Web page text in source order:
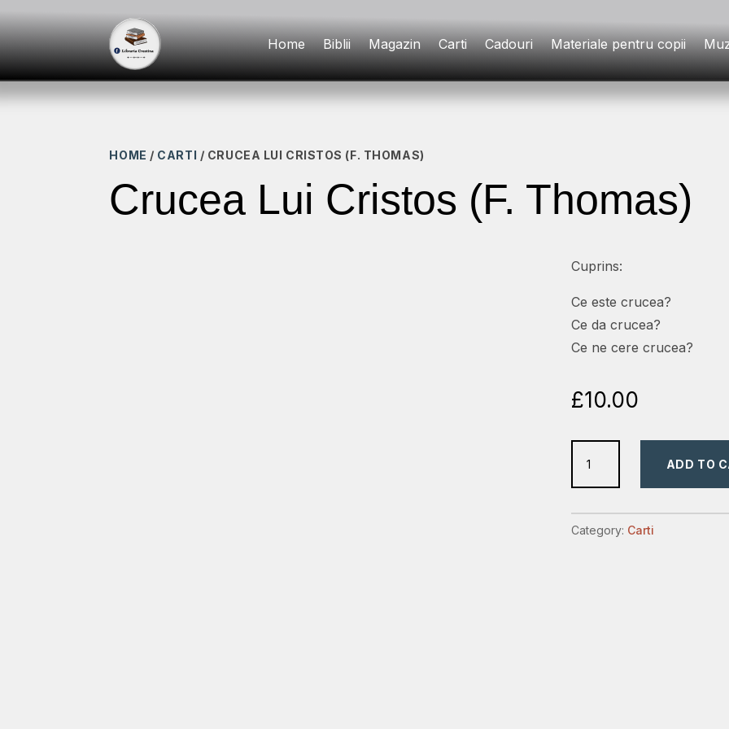
Home Biblii Magazin Carti Cadouri Materiale pentru copii
HOME / CARTI / CRUCEA LUI CRISTOS (F. THOMAS)
Crucea Lui Cristos (F. Thomas)
Cuprins:
Ce este crucea?
Ce da crucea?
Ce ne cere crucea?
£10.00
ADD TO
Category: Carti